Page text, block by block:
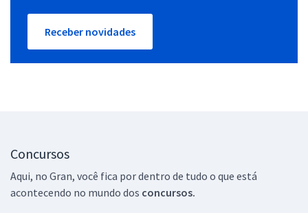
Receber novidades
Concursos
Aqui, no Gran, você fica por dentro de tudo o que está
acontecendo no mundo dos concursos.